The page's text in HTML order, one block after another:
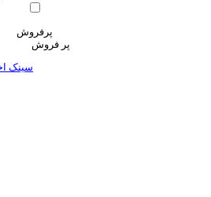
پرفروش